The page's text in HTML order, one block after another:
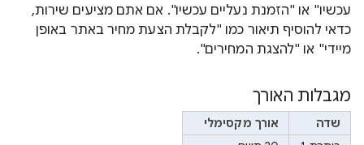
עכשיו" או "הזמנת נעליים עכשיו". אם אתם מציעים שירות,
כדאי להוסיף תיאור כמו "לקבלת הצעת מחיר באתר באופן
מיידי" או "להצגת המחירים".
מגבלות האורך
שדה
אורך מקסימלי